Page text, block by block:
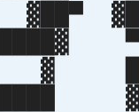
▓██▀
▓